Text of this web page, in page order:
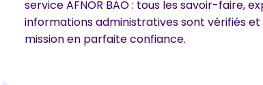
service AFNOR BAO : tous les savoir-faire,
informations administratives sont vérifiés et
mission en parfaite confiance.